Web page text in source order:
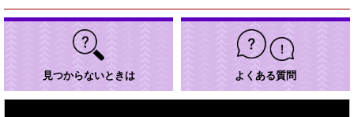
見つからないときは よくある質問